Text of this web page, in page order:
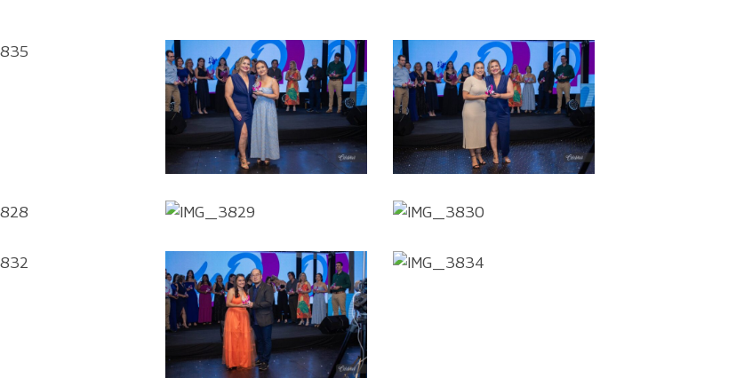
IMG_3825 IMG_3826
IMG_3829 IMG_3830
IMG_3833 IMG_3834